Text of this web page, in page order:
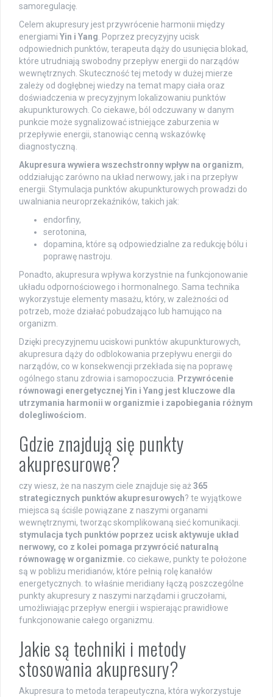
samoregulację.
Celem akupresury jest przywrócenie harmonii między
energiami Yin i Yang . Poprzez precyzyjny ucisk
odpowiednich punktów, terapeuta dąży do usunięcia blokad,
które utrudniają swobodny przepływ energii do narządów
wewnętrznych. Skuteczność tej metody w dużej mierze
zależy od dogłębnej wiedzy na temat mapy ciała oraz
doświadczenia w precyzyjnym lokalizowaniu punktów
akupunkturowych. Co ciekawe, ból odczuwany w danym
punkcie może sygnalizować istniejące zaburzenia w
przepływie energii, stanowiąc cenną wskazówkę
diagnostyczną.
Akupresura wywiera wszechstronny wpływ na organizm,
oddziałując zarówno na układ nerwowy, jak i na przepływ
energii. Stymulacja punktów akupunkturowych prowadzi do
uwalniania neuroprzekaźników, takich jak:
endorfiny,
serotonina,
dopamina, które są odpowiedzialne za redukcję bólu i
poprawę nastroju.
Ponadto, akupresura wpływa korzystnie na funkcjonowanie
układu odpornościowego i hormonalnego. Sama technika
wykorzystuje elementy masażu, który, w zależności od
potrzeb, może działać pobudzająco lub hamująco na
organizm.
Dzięki precyzyjnemu uciskowi punktów akupunkturowych,
akupresura dąży do odblokowania przepływu energii do
narządów, co w konsekwencji przekłada się na poprawę
ogólnego stanu zdrowia i samopoczucia. Przywrócenie
równowagi energetycznej Yin i Yang jest kluczowe dla
utrzymania harmonii w organizmie i zapobiegania różnym
dolegliwościom.
Gdzie znajdują się punkty
akupresurowe?
czy wiesz, że na naszym ciele znajduje się aż 365
strategicznych punktów akupresurowych? te wyjątkowe
miejsca są ściśle powiązane z naszymi organami
wewnętrznymi, tworząc skomplikowaną sieć komunikacji.
stymulacja tych punktów poprzez ucisk aktywuje układ
nerwowy, co z kolei pomaga przywrócić naturalną
równowagę w organizmie. co ciekawe, punkty te położone
są w pobliżu meridianów, które pełnią rolę kanałów
energetycznych. to właśnie meridiany łączą poszczególne
punkty akupresury z naszymi narządami i gruczołami,
umożliwiając przepływ energii i wspierając prawidłowe
funkcjonowanie całego organizmu.
Jakie są techniki i metody
stosowania akupresury?
Akupresura to metoda terapeutyczna, która wykorzystuje